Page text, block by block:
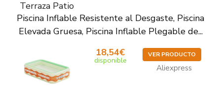
Piscina Inflable Resistente al Desgaste, Piscina
Elevada Gruesa, Piscina Inflable Plegable de...
18,54€
disponible
VER PRODUCTO
Aliexpress